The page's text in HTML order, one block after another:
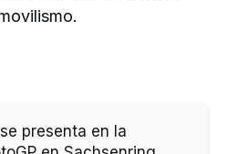
presenta en la